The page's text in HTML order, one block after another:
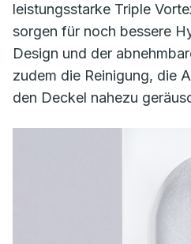
leistungsstarke Triple
sorgen für noch bessere
Design und der
zudem die Reinigung, die
den Deckel nahezu